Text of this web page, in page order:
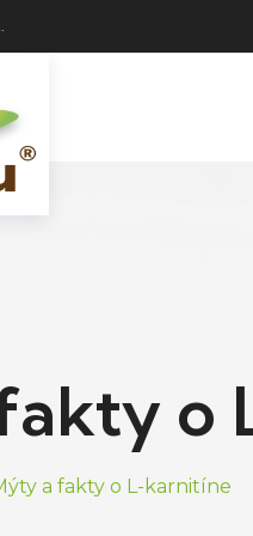
o
a fakty o L-karnitíne